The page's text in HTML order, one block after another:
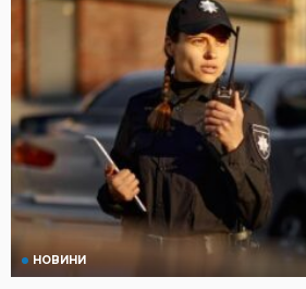
НОВИНИ